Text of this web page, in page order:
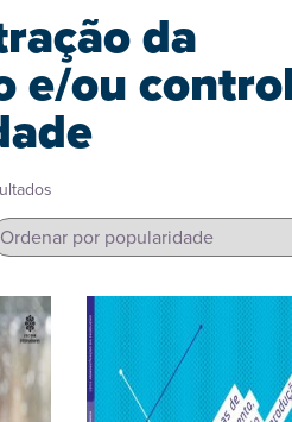
da
e/ou
popularidade